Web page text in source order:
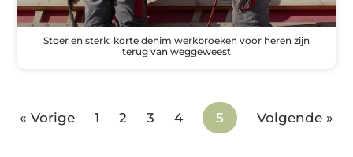
Stoer en sterk: korte denim werkbroeken voor heren zijn
terug van weggeweest
« Vorige 1 2 3 4 5 Volgende »